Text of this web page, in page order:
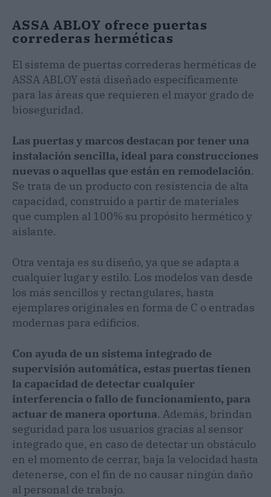
ASSA ABLOY ofrece puertas
correderas herméticas
El sistema de puertas correderas herméticas de
ASSA ABLOY está diseñado específicamente
para las áreas que requieren el mayor grado de
bioseguridad.
Las puertas y marcos destacan por tener una
instalación sencilla, ideal para construcciones
nuevas o aquellas que están en remodelación.
Se trata de un producto con resistencia de alta
capacidad, construido a partir de materiales
que cumplen al 100% su propósito hermético y
aislante.
Otra ventaja es su diseño, ya que se adapta a
cualquier lugar y estilo. Los modelos van desde
los más sencillos y rectangulares, hasta
ejemplares originales en forma de C o entradas
modernas para edificios.
Con ayuda de un sistema integrado de
supervisión automática, estas puertas tienen
la capacidad de detectar cualquier
interferencia o fallo de funcionamiento, para
actuar de manera oportuna. Además, brindan
seguridad para los usuarios gracias al sensor
integrado que, en caso de detectar un obstáculo
en el momento de cerrar, baja la velocidad hasta
detenerse, con el fin de no causar ningún daño
al personal de trabajo.